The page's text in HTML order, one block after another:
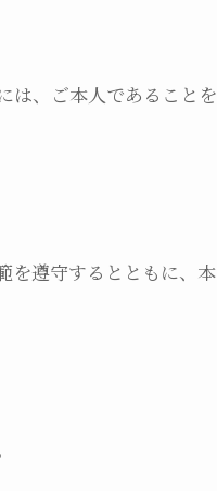
は、ご本人であることを
を遵守するとともに、本